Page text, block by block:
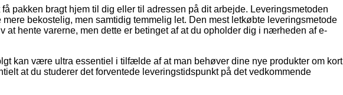
pakken bragt hjem til dig eller til adressen på dit arbejde. Leveringsmetoden
bekostelig, men samtidig temmelig let. Den mest letkøbte leveringsmetode
at hente varerne, men dette er betinget af at du opholder dig i nærheden af e-
kan være ultra essentiel i tilfælde af at man behøver dine nye produkter om kort
at du studerer det forventede leveringstidspunkt på det vedkommende